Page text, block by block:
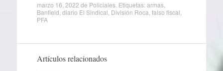
marzo 16, 2022 de Policiales. Etiquetas:armas,
Banfield diario El Sindical División Roca falso fiscal
PFA
Artículos relacionados